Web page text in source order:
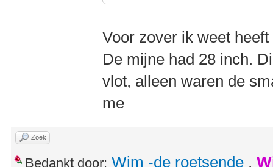
Voor zover ik weet
De mijne had 28 inch.
vlot, alleen waren de
me
Zoek
Bedankt door: Wim -de roetsende ,